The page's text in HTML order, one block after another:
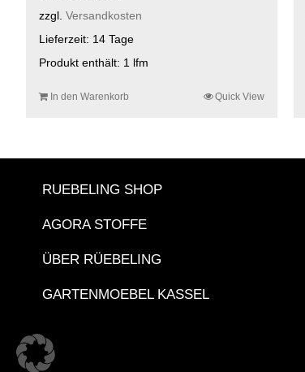
zzgl. Versandkosten
Lieferzeit: 14 Tage
Produkt enthält: 1 lfm
In den Warenkorb Quick View
RUEBELING SHOP
AGORA STOFFE
ÜBER RÜEBELING
GARTENMOEBEL KASSEL